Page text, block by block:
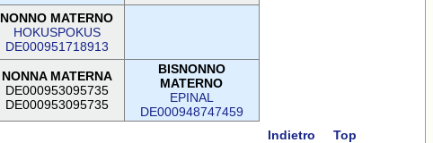
NONNO MATERNO
HOKUSPOKUS
DE000951718913
NONNA MATERNA
DE000953095735
DE000953095735
BISNONNO
MATERNO
EPINAL
DE000948747459
Indietro
Top